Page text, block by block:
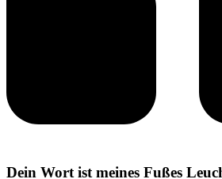
Dein Wort ist meines Fußes